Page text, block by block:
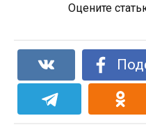
Оцените